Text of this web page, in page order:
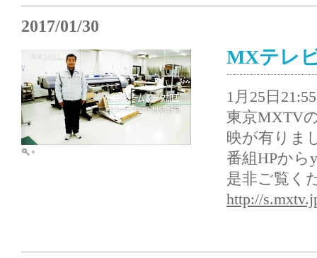
2017/01/30
MXテレ
1月25日
東京MXTV
映が有りま
番組HPから
是非ご覧く
http://